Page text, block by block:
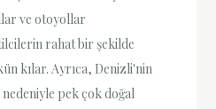
ve otoyollar
rahat bir şekilde
kılar. Ayrıca, Denizli'nin
pek çok doğal